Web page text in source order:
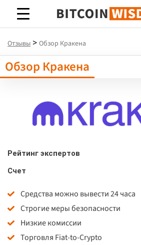
Биткойн
Отзывы > Обзор Кракена
Обзор Кракена
Рейтинг экспертов
Счет
Средства можно вывести 24 часа
Строгие меры безопасности
Низкие комиссии
Торговля Fiat-to-Crypto